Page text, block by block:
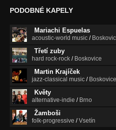
PODOBNÉ KAPELY
Mariachi Espuelas
acoustic-world music /
Třetí zuby
hard rock-rock / Boskovice
Martin Krajíček
jazz-classical music / Boskovice
Květy
alternative-indie / Brno
Žamboši
folk-progressive /Vsetín